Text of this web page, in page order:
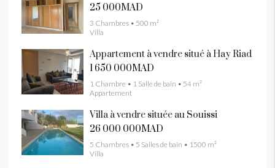
25 000MAD
3 Chambres • 500 m²
Villa
Appartement à vendre situé à Hay Riad
1 650 000MAD
1 Chambre • 1 Salle de bain • 54 m²
Appartement
Villa à vendre située au Souissi
26 000 000MAD
5 Chambres • 5 Salles de bain • 1500 m²
Villa